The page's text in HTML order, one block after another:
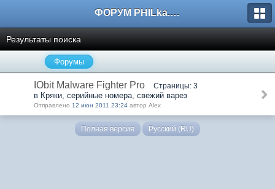
ФОРУМ PHILka.RU
Результаты поиска
Форумы
IObit Malware Fighter Pro Страницы: 3
в Кряки, серийные номера, свежий варез
Отправлено 12 июн 2011 23:24 автор Alex
Полная версия Русский (RU)